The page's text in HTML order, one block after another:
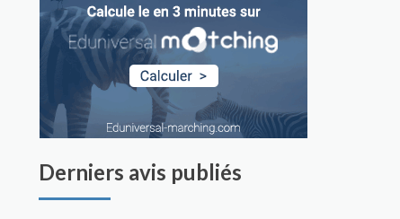
Derniers avis publiés